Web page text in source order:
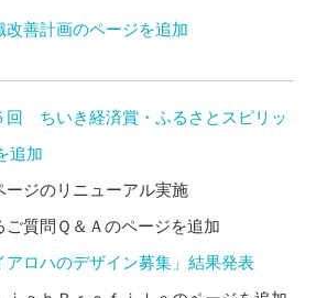
改善計画のページを追加
回 ちいき経済賞・ふるさとスピリッ
追加
ジのリニューアル実施
質問Ｑ＆Ａのページを追加
アロハのデザイン募集」結果発表